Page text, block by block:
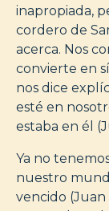
inapropiada,
cordero de
acerca. Nos
convierte en
nos dice
esté en
estaba en él
Ya no
nuestro
vencido (Juan